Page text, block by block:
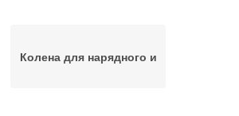
Колена для нарядного и